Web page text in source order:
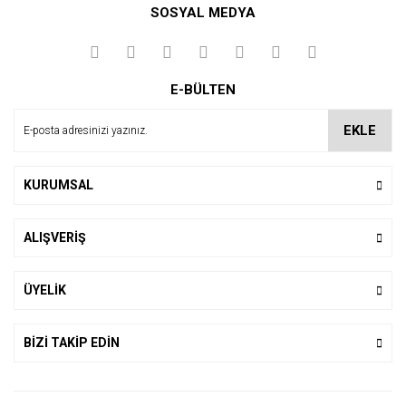
SOSYAL MEDYA
E-BÜLTEN
EKLE
KURUMSAL
ALIŞVERİŞ
ÜYELİK
BİZİ TAKİP EDİN